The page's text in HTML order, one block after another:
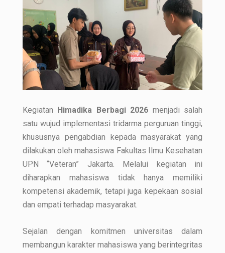
Kegiatan Himadika Berbagi 2026 menjadi salah
satu wujud implementasi tridarma perguruan tinggi,
khususnya pengabdian kepada masyarakat yang
dilakukan oleh mahasiswa Fakultas Ilmu Kesehatan
UPN “Veteran” Jakarta. Melalui kegiatan ini
diharapkan mahasiswa tidak hanya memiliki
kompetensi akademik, tetapi juga kepekaan sosial
dan empati terhadap masyarakat.
Sejalan dengan komitmen universitas dalam
membangun karakter mahasiswa yang berintegritas